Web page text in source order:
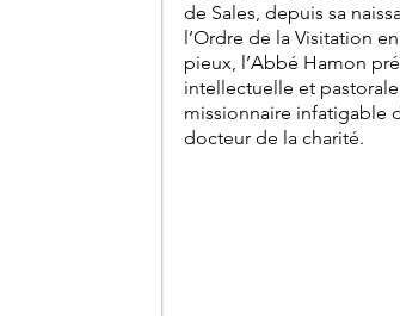
de Sales, depuis sa
l’Ordre de la Visitation
pieux, l’Abbé Hamon
intellectuelle et
missionnaire infatigable
docteur de la charité.